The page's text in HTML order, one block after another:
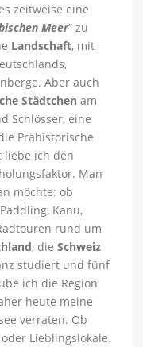
zeitweise eine
Meer“ zu
Landschaft, mit
Aber auch
Städtchen am
Schlösser, eine
Prähistorische
liebe ich den
Man
möchte: ob
Kanu,
rund um
, dieSchweiz
studiert und fünf
ich die Region
heute meine
verraten. Ob
Lieblingslokale.